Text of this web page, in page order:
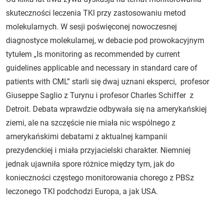
skuteczności leczenia TKI przy zastosowaniu metod
molekularnych. W sesji poświęconej nowoczesnej
diagnostyce molekularnej, w debacie pod prowokacyjnym
tytułem „Is monitoring as recommended by current
guidelines applicable and necessary in standard care of
patients with CML” starli się dwaj uznani eksperci, profesor
Giuseppe Saglio z Turynu i profesor Charles Schiffer z
Detroit. Debata wprawdzie odbywała się na amerykańskiej
ziemi, ale na szczęście nie miała nic wspólnego z
amerykańskimi debatami z aktualnej kampanii
prezydenckiej i miała przyjacielski charakter. Niemniej
jednak ujawniła spore różnice między tym, jak do
konieczności częstego monitorowania chorego z PBSz
leczonego TKI podchodzi Europa, a jak USA.